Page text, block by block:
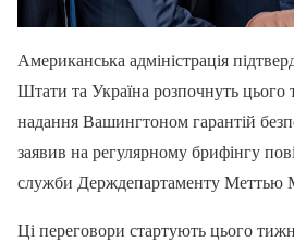
Американська адміністрація
Штати та Україна розпочнуть
надання Вашингтоном гарантій
заявив на регулярному брифінгу
служби Держдепартаменту Меттью
Ці переговори стартують цього